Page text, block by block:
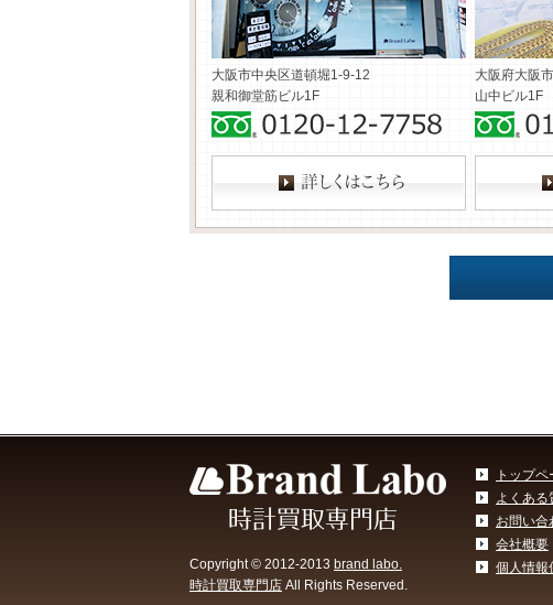
大阪市中央区道頓堀1-9-12
親和御堂筋ビル1F
大阪府大阪
山中ビル1F
Copyright © 2012-2013 brand labo.
時計買取専門店 All Rights Reserved.
トップペ
よくある
お問い合
会社概要
個人情報